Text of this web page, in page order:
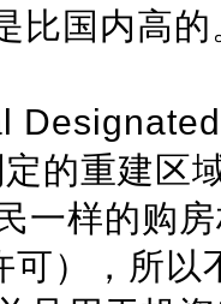
比国内高的
的重建区
一样的购
可），所以